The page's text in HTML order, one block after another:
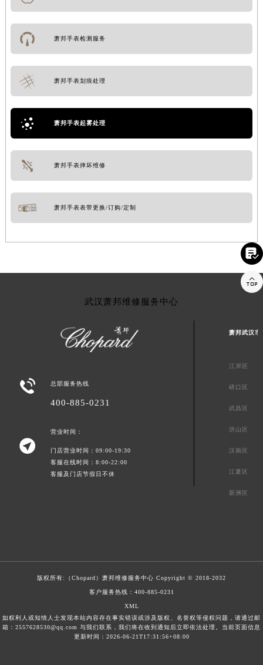
萧邦手表检测服务
萧邦手表划痕处理
萧邦手表起雾处理
萧邦手表摔坏维修
萧邦手表表带更换/订购/定制
武汉萧邦维修服务中心
 总部服务热线
400-885-0231

营业时间：
门店营业时间：09:00-19:30
客服在线时间：8:00-22:00
客服及门店节假日不休
萧邦武汉市
江岸区
硚口区
武昌区
洪山区
汉南区
江夏区
新洲区
版权所有:（Chopard） 萧邦维修服务中心 Copyright © 2018-2032
客户服务热线： 400-885-0231
XML
如权利人或知情人士发现本站内容存在事实错误或涉及版权、名誉权等侵权问题，请通过邮
箱：2557628530@qq.com 与我们联系，我们将在收到通知后立即依法处理。当前页面信息
更新时间：2026-06-21T17:31:56+08:00

